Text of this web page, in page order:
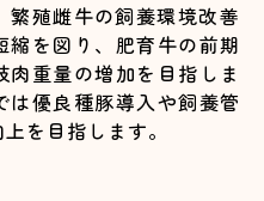
繁殖雌牛の飼養環境改善
縮を図り、肥育牛の前期
重量の増加を目指しま
は優良種豚導入や飼養管
を目指します。